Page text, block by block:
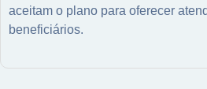
aceitam o plano para oferecer
beneficiários.